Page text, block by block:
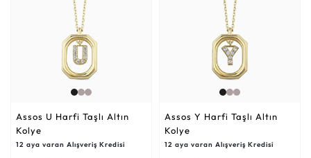
Assos U Harfi Taşlı Altın
Kolye
12 aya varan Alışveriş Kredisi
Assos Y Harfi Taşlı Altın
Kolye
12 aya varan Alışveriş Kredisi